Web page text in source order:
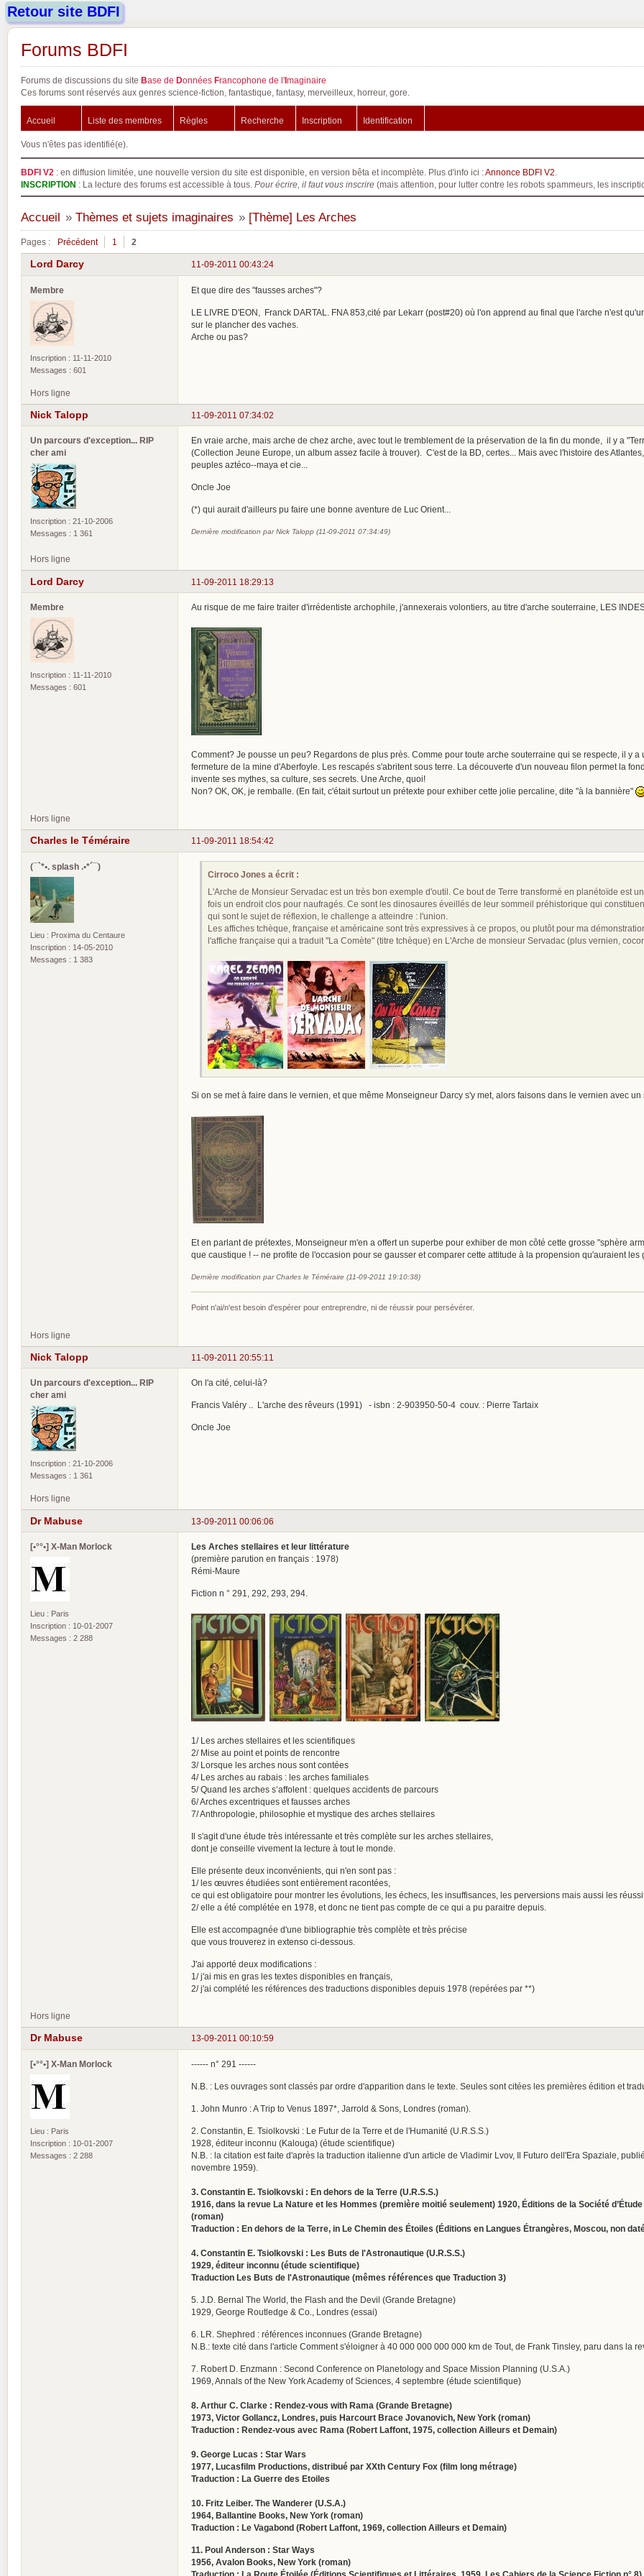
Retour site BDFI
Forums BDFI
Forums de discussions du site Base de Données Francophone de l'Imaginaire
Ces forums sont réservés aux genres science-fiction, fantastique, fantasy, merveilleux, horreur, gore.
Accueil Liste des membres Règles Recherche Inscription Identification
Vous n'êtes pas identifié(e).
BDFI V2 : en diffusion limitée, une nouvelle version du site est disponible, en version bêta et incomplète. Plus d'info ici :Annonce BDFI V2
INSCRIPTION : La lecture des forums est accessible à tous. Pour écrire, il faut vous inscrire (mais attention, pour lutter contre les robots spammeurs, les
Accueil » Thèmes et sujets imaginaires » [Thème] Les Arches
Pages : Précédent 1 2
11-09-2011 00:43:24
Lord Darcy
Membre
Inscription : 11-11-2010
Messages : 601
Et que dire des "fausses arches"?
LE LIVRE D'EON, Franck DARTAL. FNA 853,cité par Lekarr (post#20) où l'on apprend au final que l'arche n'est
sur le plancher des vaches.
Arche ou pas?
Hors ligne
11-09-2011 07:34:02
Nick Talopp
Un parcours d'exception... RIP
cher ami
Inscription : 21-10-2006
Messages : 1 361
En vraie arche, mais arche de chez arche, avec tout le tremblement de la préservation de la fin du monde, il y a
(Collection Jeune Europe, un album assez facile à trouver). C'est de la BD, certes... Mais avec l'histoire des
peuples aztéco--maya et cie...
Oncle Joe
(*) qui aurait d'ailleurs pu faire une bonne aventure de Luc Orient...
Dernière modification par Nick Talopp (11-09-2011 07:34:49)
Hors ligne
11-09-2011 18:29:13
Lord Darcy
Membre
Inscription : 11-11-2010
Messages : 601
Au risque de me faire traiter d'irrédentiste archophile, j'annexerais volontiers, au titre d'arche souterraine, LES
Comment? Je pousse un peu? Regardons de plus près. Comme pour toute arche souterraine qui se respecte, il y
fermeture de la mine d'Aberfoyle. Les rescapés s'abritent sous terre. La découverte d'un nouveau filon permet la
invente ses mythes, sa culture, ses secrets. Une Arche, quoi!
Non? OK, OK, je remballe. (En fait, c'était surtout un prétexte pour exhiber cette jolie percaline, dite "à la bannière"
Hors ligne
11-09-2011 18:54:42
Charles le Téméraire
(¯`*•. splash .•*´¯)
Lieu : Proxima du Centaure
Inscription : 14-05-2010
Messages : 1 383
Cirroco Jones a écrit :
L'Arche de Monsieur Servadac est un très bon exemple d'outil. Ce bout de Terre transformé en planétoïde est
fois un endroit clos pour naufragés. Ce sont les dinosaures éveillés de leur sommeil préhistorique qui
qui sont le sujet de réflexion, le challenge a atteindre : l'union.
Les affiches tchèque, française et américaine sont très expressives à ce propos, ou plutôt pour ma
l'affiche française qui a traduit "La Comète" (titre tchèque) en L'Arche de monsieur Servadac (plus vernien,
Si on se met à faire dans le vernien, et que même Monseigneur Darcy s'y met, alors faisons dans le vernien avec
Et en parlant de prétextes, Monseigneur m'en a offert un superbe pour exhiber de mon côté cette grosse "sphère
que caustique ! -- ne profite de l'occasion pour se gausser et comparer cette attitude à la propension qu'auraient
Dernière modification par Charles le Téméraire (11-09-2011 19:10:38)
Point n'ai/n'est besoin d'espérer pour entreprendre, ni de réussir pour persévérer.
Hors ligne
11-09-2011 20:55:11
Nick Talopp
Un parcours d'exception... RIP
cher ami
Inscription : 21-10-2006
Messages : 1 361
On l'a cité, celui-là?
Francis Valéry .. L'arche des rêveurs (1991) - isbn : 2-903950-50-4 couv. : Pierre Tartaix
Oncle Joe
Hors ligne
13-09-2011 00:06:06
Dr Mabuse
[•°°•] X-Man Morlock
Lieu : Paris
Inscription : 10-01-2007
Messages : 2 288
Les Arches stellaires et leur littérature
(première parution en français : 1978)
Rémi-Maure
Fiction n ° 291, 292, 293, 294.
1/ Les arches stellaires et les scientifiques
2/ Mise au point et points de rencontre
3/ Lorsque les arches nous sont contées
4/ Les arches au rabais : les arches familiales
5/ Quand les arches s’affolent : quelques accidents de parcours
6/ Arches excentriques et fausses arches
7/ Anthropologie, philosophie et mystique des arches stellaires
Il s'agit d'une étude très intéressante et très complète sur les arches stellaires,
dont je conseille vivement la lecture à tout le monde.
Elle présente deux inconvénients, qui n'en sont pas :
1/ les œuvres étudiées sont entièrement racontées,
ce qui est obligatoire pour montrer les évolutions, les échecs, les insuffisances, les perversions mais aussi les
2/ elle a été complétée en 1978, et donc ne tient pas compte de ce qui a pu paraitre depuis.
Elle est accompagnée d'une bibliographie très complète et très précise
que vous trouverez in extenso ci-dessous.
J'ai apporté deux modifications :
1/ j'ai mis en gras les textes disponibles en français,
2/ j'ai complété les références des traductions disponibles depuis 1978 (repérées par **)
Hors ligne
13-09-2011 00:10:59
Dr Mabuse
[•°°•] X-Man Morlock
Lieu : Paris
Inscription : 10-01-2007
Messages : 2 288
------ n° 291 ------
N.B. : Les ouvrages sont classés par ordre d'apparition dans le texte. Seules sont citées les premières édition et
1. John Munro : A Trip to Venus 1897*, Jarrold & Sons, Londres (roman).
2. Constantin, E. Tsiolkovski : Le Futur de la Terre et de l'Humanité (U.R.S.S.)
1928, éditeur inconnu (Kalouga) (étude scientifique)
N.B. : la citation est faite d'après la traduction italienne d'un article de Vladimir Lvov, Il Futuro dell'Era Spaziale,
novembre 1959).
3. Constantin E. Tsiolkovski : En dehors de la Terre (U.R.S.S.)
1916, dans la revue La Nature et les Hommes (première moitié seulement) 1920, Éditions de la Société
(roman)
Traduction : En dehors de la Terre, in Le Chemin des Étoiles (Éditions en Lan­gues Étrangères, Moscou, non
4. Constantin E. Tsiolkovski : Les Buts de l'Astronautique (U.R.S.S.)
1929, éditeur inconnu (étude scientifique)
Traduction Les Buts de l'Astronautique (mêmes références que Traduction 3)
5. J.D. Bernal The World, the Flash and the Devil (Grande Bretagne)
1929, George Routledge & Co., Londres (essai)
6. LR. Shephred : références inconnues (Grande Bretagne)
N.B.: texte cité dans l'article Comment s'éloigner à 40 000 000 000 000 km de Tout, de Frank Tinsley, paru dans la
7. Robert D. Enzmann : Second Conference on Planetology and Space Mission Planning (U.S.A.)
1969, Annals of the New York Academy of Sciences, 4 septembre (étude scientifique)
8. Arthur C. Clarke : Rendez-vous with Rama (Grande Bretagne)
1973, Victor Gollancz, Londres, puis Harcourt Brace Jovanovich, New York (ro­man)
Traduction : Rendez-vous avec Rama (Robert Laffont, 1975, collection Ailleurs et Demain)
9. George Lucas : Star Wars
1977, Lucasfilm Productions, distribué par XXth Century Fox (film long mé­trage)
Traduction : La Guerre des Etoiles
10. Fritz Leiber. The Wanderer (U.S.A.)
1964, Ballantine Books, New York (roman)
Traduction : Le Vagabond (Robert Laffont, 1969, collection Ailleurs et Demain)
11. Poul Anderson : Star Ways
1956, Avalon Books, New York (roman)
Traduction : La Route Étoilée (Éditions Scientifiques et Littéraires, 1959, Les Cahiers de la Science Fiction n° 8)